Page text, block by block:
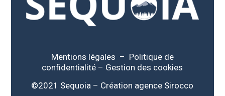
Mentions légales – Politique de
confidentialité – Gestion des cookies
©2021 Sequoia – Création agence Sirocco